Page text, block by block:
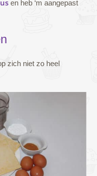
en heb ‘m aangepast
zich niet zo heel